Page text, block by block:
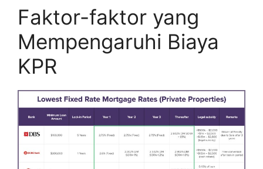
Faktor-faktor yang
Mempengaruhi Biaya
KPR